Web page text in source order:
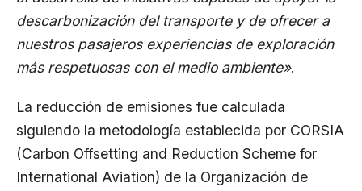
descarbonización del transporte y de ofrecer a
nuestros pasajeros experiencias de exploración
más respetuosas con el medio ambiente».
La reducción de emisiones fue calculada
siguiendo la metodología establecida por CORSIA
(Carbon Offsetting and Reduction Scheme for
International Aviation) de la Organización de